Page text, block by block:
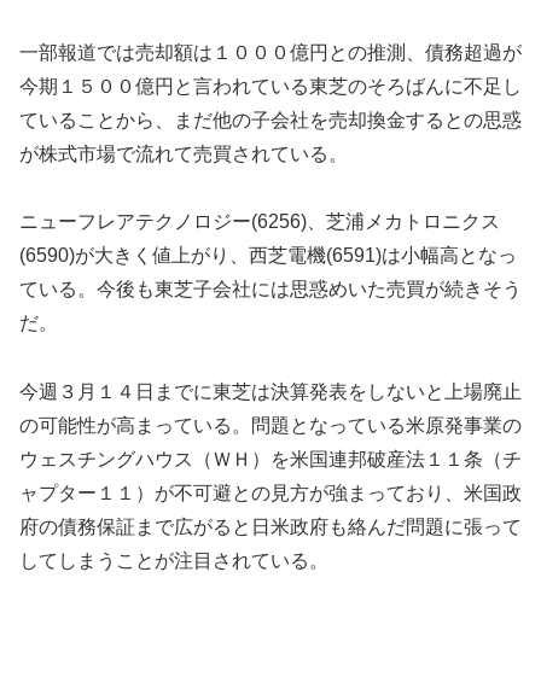
一部報道では売却額は１０００億円との推測、債務超過が
今期１５００億円と言われている東芝のそろばんに不足し
ていることから、まだ他の子会社を売却換金するとの思惑
が株式市場で流れて売買されている。
ニューフレアテクノロジー(6256)、芝浦メカトロニクス
(6590)が大きく値上がり、西芝電機(6591)は小幅高となっ
ている。今後も東芝子会社には思惑めいた売買が続きそう
だ。
今週３月１４日までに東芝は決算発表をしないと上場廃止
の可能性が高まっている。問題となっている米原発事業の
ウェスチングハウス（ＷＨ）を米国連邦破産法１１条（チ
ャプター１１）が不可避との見方が強まっており、米国政
府の債務保証まで広がると日米政府も絡んだ問題に張って
してしまうことが注目されている。